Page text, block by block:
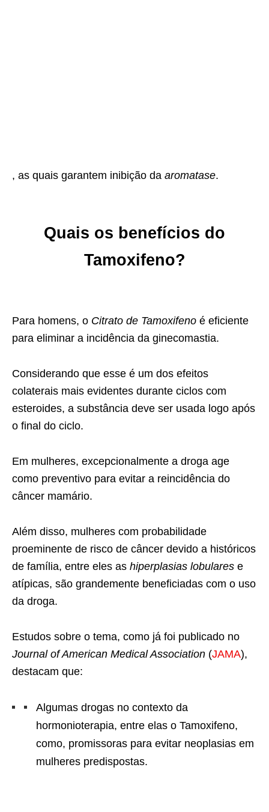
, as quais garantem inibição da aromatase.
Quais os benefícios do
Tamoxifeno?
Para homens, o Citrato de Tamoxifeno é eficiente
para eliminar a incidência da ginecomastia.
Considerando que esse é um dos efeitos
colaterais mais evidentes durante ciclos com
esteroides, a substância deve ser usada logo após
o final do ciclo.
Em mulheres, excepcionalmente a droga age
como preventivo para evitar a reincidência do
câncer mamário.
Além disso, mulheres com probabilidade
proeminente de risco de câncer devido a históricos
de família, entre eles as hiperplasias lobulares e
atípicas, são grandemente beneficiadas com o uso
da droga.
Estudos sobre o tema, como já foi publicado no
Journal of American Medical Association (JAMA),
destacam que:
Algumas drogas no contexto da
hormonioterapia, entre elas o Tamoxifeno,
como, promissoras para evitar neoplasias em
mulheres predispostas.